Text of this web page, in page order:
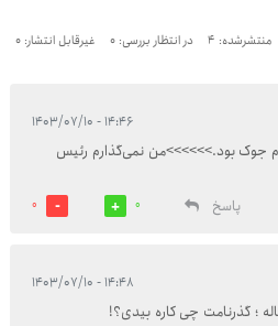
منتشرشده: 4 در انتظار بررسی: 0 غیرقابل انتشار: 0
۱۴:۴۶ - ۱۴۰۳/۰۷/۱۰
جوک بود.>>>>>>من نمی‌گذارم رئیس
پاسخ
0
0
۱۴:۴۸ - ۱۴۰۳/۰۷/۱۰
؛ گذرنامت چی کاره بیدی؟!